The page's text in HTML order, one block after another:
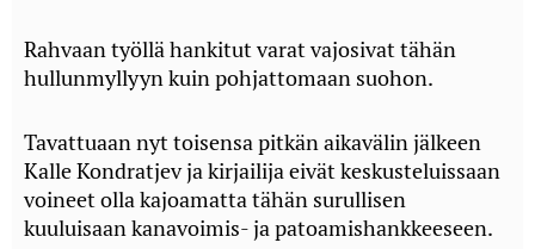
Rahvaan työllä hankitut varat vajosivat tähän
hullunmyllyyn kuin pohjattomaan suohon.
Tavattuaan nyt toisensa pitkän aikavälin jälkeen
Kalle Kondratjev ja kirjailija eivät keskusteluissaan
voineet olla kajoamatta tähän surullisen
kuuluisaan kanavoimis- ja patoamishankkeeseen.